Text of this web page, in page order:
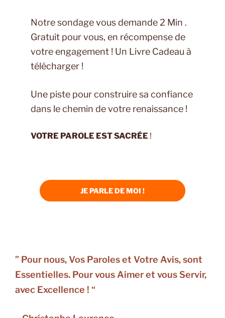
Notre sondage vous demande 2 Min .
Gratuit pour vous, en récompense de
votre engagement ! Un Livre Cadeau à
télécharger !
Une piste pour construire sa confiance
dans le chemin de votre renaissance !
VOTRE PAROLE EST SACRÉE !
JE PARLE DE MOI !
” Pour nous, Vos Paroles et Votre Avis, sont
Essentielles. Pour vous Aimer et vous Servir,
avec Excellence ! “